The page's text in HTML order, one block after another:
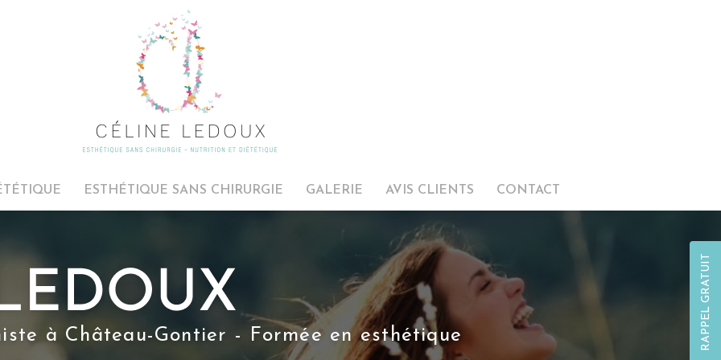
RAPPEL GRATUIT
ESTHÉTIQUE SANS CHIRURGIE GALERIE AVIS CLIENTS CONTACT
à Château-Gontier - Formée en esthétique